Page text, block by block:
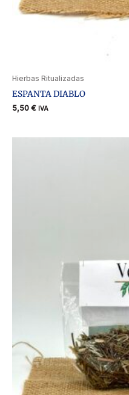
Hierbas Ritualizadas
ESPANTA DIABLO
5,50 € IVA